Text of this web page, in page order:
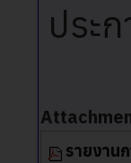
ประ
รายงาน